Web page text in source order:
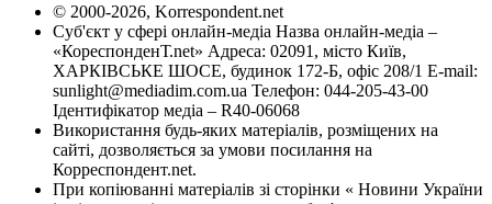
© 2000-2026, Korrespondent.net
Суб'єкт у сфері онлайн-медіа Назва онлайн-медіа –
«КореспонденТ.net» Адреса: 02091, місто Київ,
ХАРКІВСЬКЕ ШОСЕ, будинок 172-Б, офіс 208/1 E-mail:
sunlight@mediadim.com.ua Телефон: 044-205-43-00
Ідентифікатор медіа – R40-06068
Використання будь-яких матеріалів, розміщених на
сайті, дозволяється за умови посилання на
Корреспондент.net.
При копіюванні матеріалів зі сторінки « Новини України